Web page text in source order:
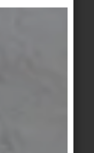
von
einem 3D-